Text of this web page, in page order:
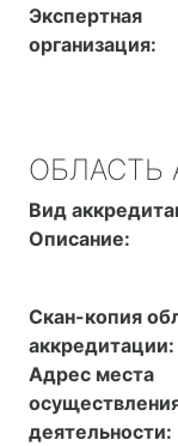
Экспертная
организация:
ОБЛАСТЬ
Вид
Описание:
Скан-копия
аккредитации:
Адрес места
деятельности: